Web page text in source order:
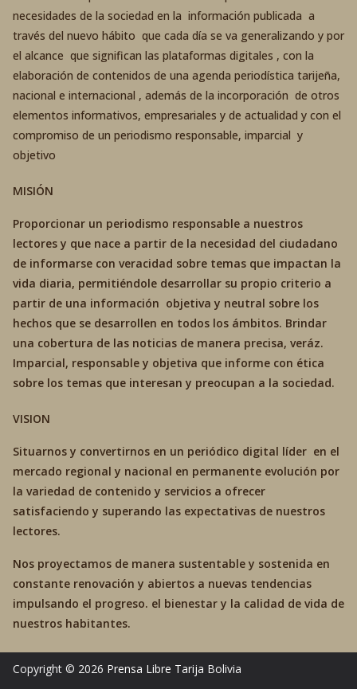
necesidades de la sociedad en la información publicada a
través del nuevo hábito que cada día se va generalizando y por
el alcance que significan las plataformas digitales , con la
elaboración de contenidos de una agenda periodística tarijeña,
nacional e internacional , además de la incorporación de otros
elementos informativos, empresariales y de actualidad y con el
compromiso de un periodismo responsable, imparcial y
objetivo
MISIÓN
Proporcionar un periodismo responsable a nuestros
lectores y que nace a partir de la necesidad del ciudadano
de informarse con veracidad sobre temas que impactan la
vida diaria, permitiéndole desarrollar su propio criterio a
partir de una información objetiva y neutral sobre los
hechos que se desarrollen en todos los ámbitos. Brindar
una cobertura de las noticias de manera precisa, veráz.
Imparcial, responsable y objetiva que informe con ética
sobre los temas que interesan y preocupan a la sociedad.
VISION
Situarnos y convertirnos en un periódico digital líder en el
mercado regional y nacional en permanente evolución por
la variedad de contenido y servicios a ofrecer
satisfaciendo y superando las expectativas de nuestros
lectores.
Nos proyectamos de manera sustentable y sostenida en
constante renovación y abiertos a nuevas tendencias
impulsando el progreso. el bienestar y la calidad de vida de
nuestros habitantes.
Copyright © 2026 Prensa Libre Tarija Bolivia